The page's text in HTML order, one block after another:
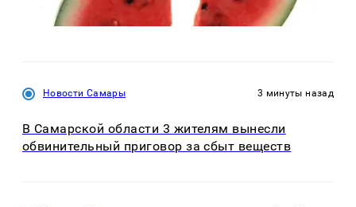
Новости Самары 3 минуты назад
В Самарской области 3 жителям вынесли
обвинительный приговор за сбыт веществ